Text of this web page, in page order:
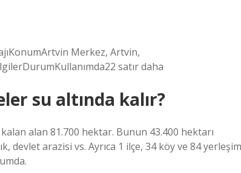
Merkez, Artvin,
satır daha
su altında kalır?
alan 81.700 hektar. Bunun 43.400 hektarı
devlet arazisi vs. Ayrıca 1 ilçe, 34 köy ve 84